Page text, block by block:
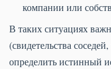
компании или
В таких ситуациях
(свидетельства
определить истинный